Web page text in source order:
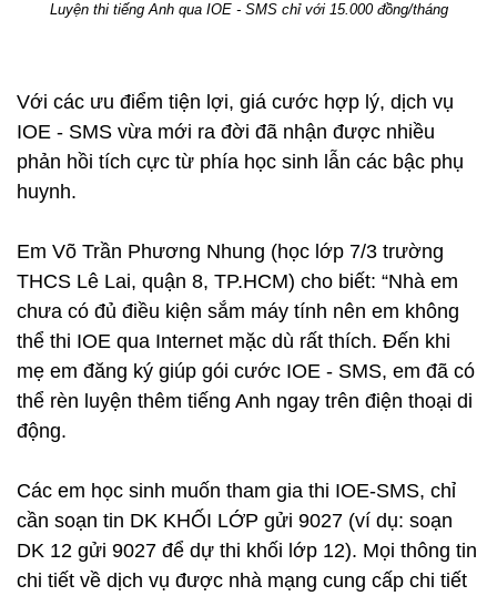
Luyện thi tiếng Anh qua IOE - SMS chỉ với 15.000 đồng/tháng
Với các ưu điểm tiện lợi, giá cước hợp lý, dịch vụ
IOE - SMS vừa mới ra đời đã nhận được nhiều
phản hồi tích cực từ phía học sinh lẫn các bậc phụ
huynh.
Em Võ Trần Phương Nhung (học lớp 7/3 trường
THCS Lê Lai, quận 8, TP.HCM) cho biết: “Nhà em
chưa có đủ điều kiện sắm máy tính nên em không
thể thi IOE qua Internet mặc dù rất thích. Đến khi
mẹ em đăng ký giúp gói cước IOE - SMS, em đã có
thể rèn luyện thêm tiếng Anh ngay trên điện thoại di
động.
Các em học sinh muốn tham gia thi IOE-SMS, chỉ
cần soạn tin DK KHỐI LỚP gửi 9027 (ví dụ: soạn
DK 12 gửi 9027 để dự thi khối lớp 12). Mọi thông tin
chi tiết về dịch vụ được nhà mạng cung cấp chi tiết